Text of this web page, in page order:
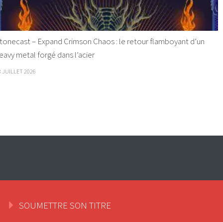
– Expand Crimson Chaos : le retour flamboyant d’un
metal forgé dans l’acier
JUILLET 2026
SOUMETTRE SON TITRE